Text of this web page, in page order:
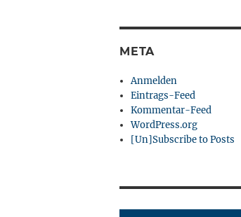
META
Anmelden
Eintrags-Feed
Kommentar-Feed
WordPress.org
[Un]Subscribe to Posts